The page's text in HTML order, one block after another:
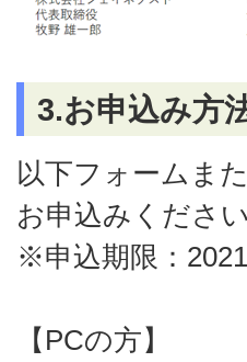
3.お申込み方
以下フォームま
お申込みください
※申込期限：2021
【PCの方】